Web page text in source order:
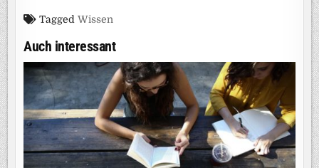
TaggedWissen
Auch interessant